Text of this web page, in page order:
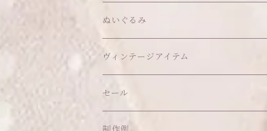
トップス
ボトムス
ヘアクリップ
ヘッドドレス
アクセサリー
イヤリング
ソックス
バッグ
ショルダーバッグ
ポーチ
オブジェ
ウォールデコ
ティッシュケース
クッション・座布団
ハンガー
ぬいぐるみ
ぬいちゃん本体
アクセサリー
ヘッドドレス Sサイズ
アウトフィット
ヴィンテージアイテム
セール